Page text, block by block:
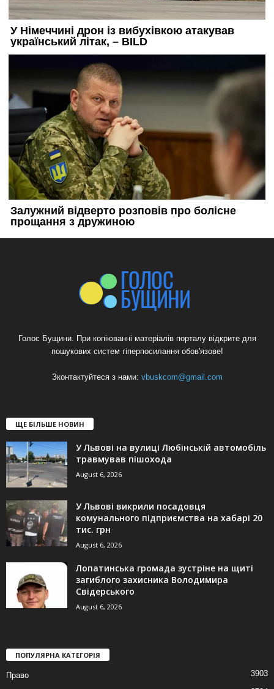
Голос Бущини. При копіюванні матеріалів порталу відкрите для
пошукових систем гіперпосилання обов'язове!
Зконтактуйтеся з нами: vbuskcom@gmail.com
ЩЕ БІЛЬШЕ НОВИН
У Львові на вулиці Любінській автомобіль
травмував пішохода
August 6, 2026
У Львові викрили посадовця
комунального підприємства на хабарі 20
тис. грн
August 6, 2026
Лопатинська громада зустріне на щиті
загиблого захисника Володимира
Свідерського
August 6, 2026
ПОПУЛЯРНА КАТЕГОРІЯ
Право 3903